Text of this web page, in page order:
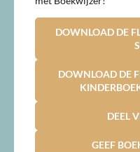
DOWNLOAD DE
DOWNLOAD DE
DEEL
GEEF